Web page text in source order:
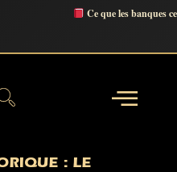
Ce que les banques
: LE